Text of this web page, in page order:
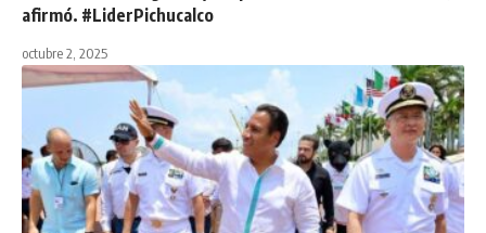
afirmó. #LiderPichucalco
octubre 2, 2025